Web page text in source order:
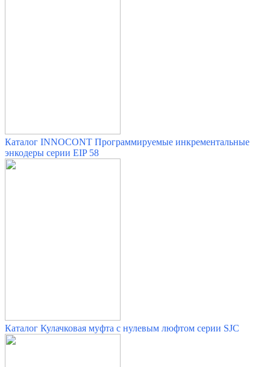
Каталог INNOCONT Программируемые инкрементальные
энкодеры серии EIP 58
Каталог Кулачковая муфта с нулевым люфтом серии SJC